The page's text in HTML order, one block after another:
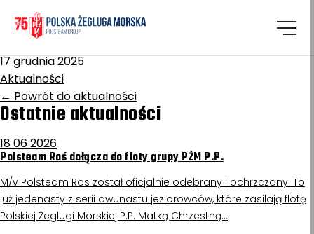
Homepage
Nogat
17 grudnia 2025
Aktualności
← Powrót do aktualności
Ostatnie aktualności
18 06 2026
Polsteam Roś dołącza do floty grupy PŻM P.P.
M/v Polsteam Ros został oficjalnie odebrany i ochrzczony. To
już jedenasty z serii dwunastu jeziorowców, które zasilają flotę
Polskiej Żeglugi Morskiej P.P. Matką Chrzestną…